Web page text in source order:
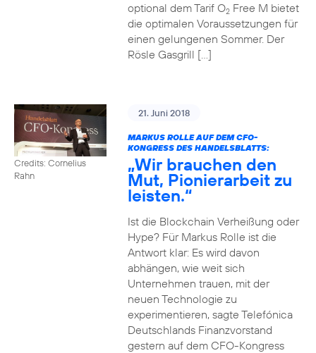
optional dem Tarif O2Free M bietet
die optimalen Voraussetzungen für
einen gelungenen Sommer. Der
Rösle Gasgrill […]
Credits: Cornelius
Rahn
21. Juni 2018
MARKUS ROLLE AUF DEM CFO-
KONGRESS DES HANDELSBLATTS:
„Wir brauchen den
Mut, Pionierarbeit zu
leisten.“
Ist die Blockchain Verheißung oder
Hype? Für Markus Rolle ist die
Antwort klar: Es wird davon
abhängen, wie weit sich
Unternehmen trauen, mit der
neuen Technologie zu
experimentieren, sagte Telefónica
Deutschlands Finanzvorstand
gestern auf dem CFO-Kongress